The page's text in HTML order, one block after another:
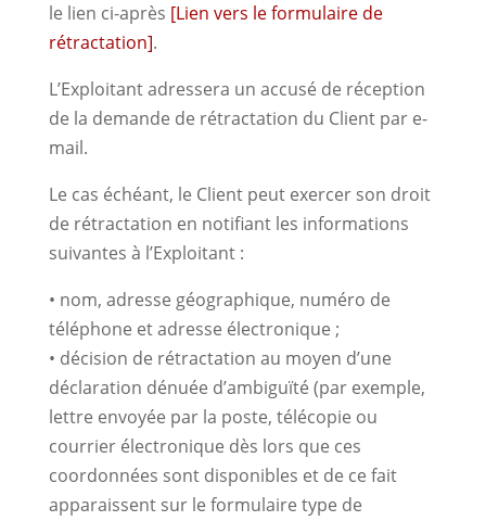
le lien ci-après [Lien vers le formulaire de
rétractation].
L’Exploitant adressera un accusé de réception
de la demande de rétractation du Client par e-
mail.
Le cas échéant, le Client peut exercer son droit
de rétractation en notifiant les informations
suivantes à l’Exploitant :
• nom, adresse géographique, numéro de
téléphone et adresse électronique ;
• décision de rétractation au moyen d’une
déclaration dénuée d’ambiguïté (par exemple,
lettre envoyée par la poste, télécopie ou
courrier électronique dès lors que ces
coordonnées sont disponibles et de ce fait
apparaissent sur le formulaire type de